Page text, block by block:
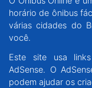
horário de ônibus
várias cidades do
você.
Este site usa
AdSense. O
podem ajudar os